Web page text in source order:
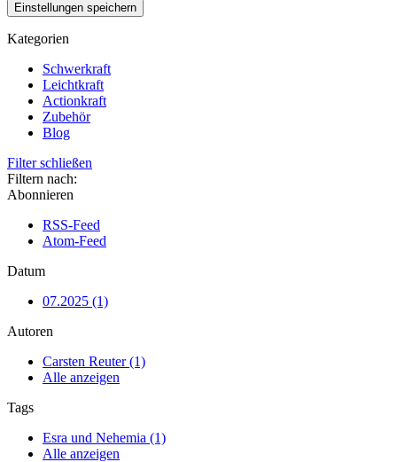
Kategorien
Schwerkraft
Leichtkraft
Actionkraft
Zubehör
Blog
Filter schließen
Filtern nach:
Abonnieren
RSS-Feed
Atom-Feed
Datum
07.2025 (1)
Autoren
Carsten Reuter (1)
Alle anzeigen
Tags
Esra und Nehemia (1)
Alle anzeigen